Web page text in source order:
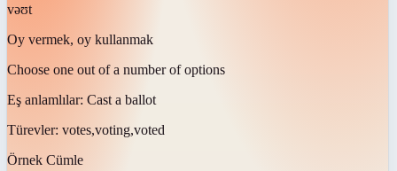
vəʊt
Oy vermek, oy kullanmak
Choose one out of a number of options
Eş anlamlılar: Cast a ballot
Türevler: votes,voting,voted
Örnek Cümle